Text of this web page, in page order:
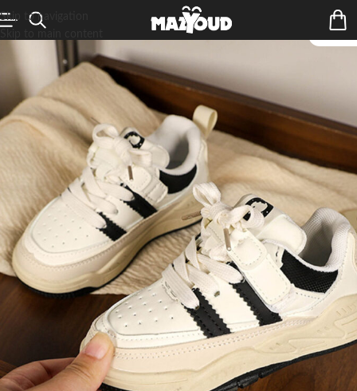
Skip to navigation